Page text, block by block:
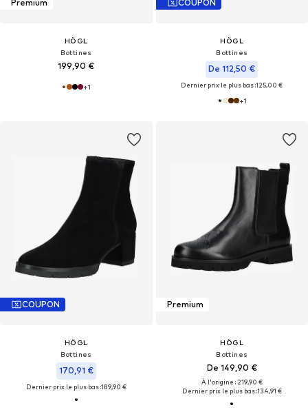
Premium
HÖGL
Bottines
199,90 €
+1
COUPON
HÖGL
Bottines
De 112,50 €
Dernier prix le plus bas :125,00 €
+1
COUPON
HÖGL
Bottines
170,91 €
Dernier prix le plus bas :189,90 €
Premium
HÖGL
Bottines
De 149,90 €
À l'origine : 219,90 €
Dernier prix le plus bas :134,91 €